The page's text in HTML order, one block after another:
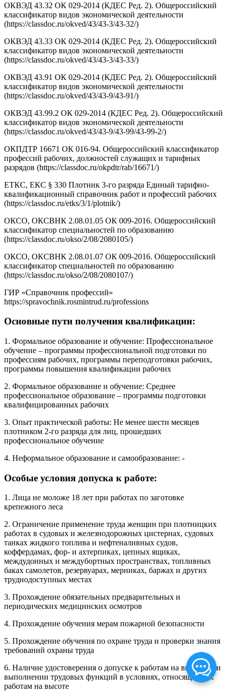
ОКВЭД 43.32 ОК 029-2014 (КДЕС Ред. 2). Общероссийский
классификатор видов экономической деятельности
(https://classdoc.ru/okved/43/43-3/43-32/)
ОКВЭД 43.33 ОК 029-2014 (КДЕС Ред. 2). Общероссийский
классификатор видов экономической деятельности
(https://classdoc.ru/okved/43/43-3/43-33/)
ОКВЭД 43.91 ОК 029-2014 (КДЕС Ред. 2). Общероссийский
классификатор видов экономической деятельности
(https://classdoc.ru/okved/43/43-9/43-91/)
ОКВЭД 43.99.2 ОК 029-2014 (КДЕС Ред. 2). Общероссийский
классификатор видов экономической деятельности
(https://classdoc.ru/okved/43/43-9/43-99/43-99-2/)
ОКПДТР 16671 ОК 016-94. Общероссийский классификатор
профессий рабочих, должностей служащих и тарифных
разрядов (https://classdoc.ru/okpdtr/rab/16671/)
ЕТКС, ЕКС § 330 Плотник 3-го разряда Единый тарифно-
квалификационный справочник работ и профессий рабочих
(https://classdoc.ru/etks/3/1/plotnik/)
ОКСО, ОКСВНК 2.08.01.05 ОК 009-2016. Общероссийский
классификатор специальностей по образованию
(https://classdoc.ru/okso/2/08/2080105/)
ОКСО, ОКСВНК 2.08.01.07 ОК 009-2016. Общероссийский
классификатор специальностей по образованию
(https://classdoc.ru/okso/2/08/2080107/)
ГИР «Справочник профессий»
https://spravochnik.rosmintrud.ru/professions
Основные пути получения квалификации:
1. Формальное образование и обучение: Профессиональное
обучение – программы профессиональной подготовки по
профессиям рабочих, программы переподготовки рабочих,
программы повышения квалификации рабочих
2. Формальное образование и обучение: Среднее
профессиональное образование – программы подготовки
квалифицированных рабочих
3. Опыт практической работы: Не менее шести месяцев
плотником 2-го разряда для лиц, прошедших
профессиональное обучение
4. Неформальное образование и самообразование: -
Особые условия допуска к работе:
1. Лица не моложе 18 лет при работах по заготовке
крепежного леса
2. Ограничение применение труда женщин при плотницких
работах в судовых и железнодорожных цистернах, судовых
танках жидкого топлива и нефтеналивных судов,
коффердамах, фор- и ахтерпиках, цепных ящиках,
междудонных и междубортных пространствах, топливных
баках самолетов, резервуарах, мерниках, баржах и других
труднодоступных местах
3. Прохождение обязательных предварительных и
периодических медицинских осмотров
4. Прохождение обучения мерам пожарной безопасности
5. Прохождение обучения по охране труда и проверки знания
требований охраны труда
6. Наличие удостоверения о допуске к работам на высоте при
выполнении трудовых функций в условиях, относящихся к
работам на высоте